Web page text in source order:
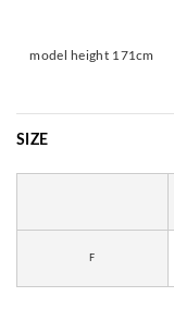
model height 171cm
SIZE
F